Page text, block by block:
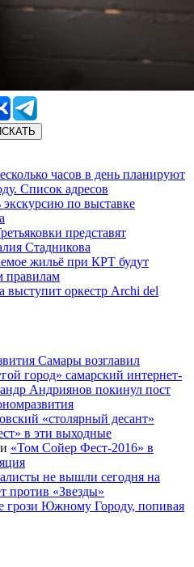
часов в день планируют
Список адресов
по выставке
представят
Стадникова
жильё при КРТ будут
правилам
выступит оркестр Archi del
Самары возглавил
город» самарский интернет-
Андриянов покинул пост
«столярный десант»
в эти выходные
«Том Сойер Фест-2016» в
не вышли сегодня на
против «Звезды»
грози Южному Городу, попивая